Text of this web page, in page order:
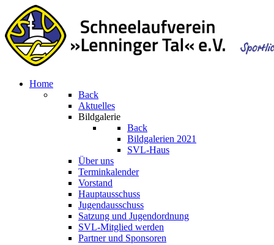
Home
Back
Aktuelles
Bildgalerie
Back
Bildgalerien 2021
SVL-Haus
Über uns
Terminkalender
Vorstand
Hauptausschuss
Jugendausschuss
Satzung und Jugendordnung
SVL-Mitglied werden
Partner und Sponsoren